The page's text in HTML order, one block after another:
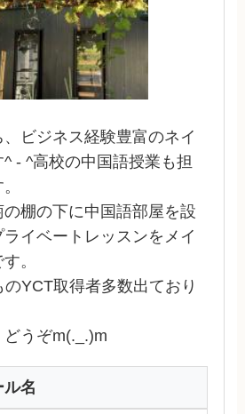
ビジネス経験豊富のネイ
- ^高校の中国語授業も担
棚の下に中国語部屋を設
イベートレッスンをメイ
。
YCT取得者多数出ており
うぞm(._.)m
名